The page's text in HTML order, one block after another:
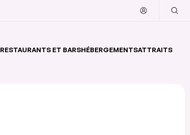
RESTAURANTS ET BARSHÉBERGEMENTSATTRAITS